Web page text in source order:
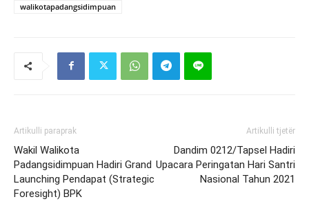
walikotapadangsidimpuan
Artikulli paraprak
Wakil Walikota
Padangsidimpuan Hadiri Grand
Launching Pendapat (Strategic
Foresight) BPK
Artikulli tjetër
Dandim 0212/Tapsel Hadiri
Upacara Peringatan Hari Santri
Nasional Tahun 2021